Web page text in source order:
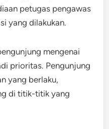
petugas pengawas
yang dilakukan.
mengenai
prioritas. Pengunjung
yang berlaku,
di titik-titik yang